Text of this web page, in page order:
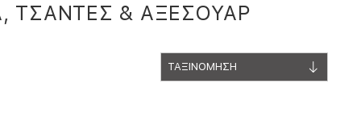
ΤΣΑΝΤΕΣ & ΑΞΕΣΟΥΑΡ
ΤΑΞΙΝΟΜΗΣΗ